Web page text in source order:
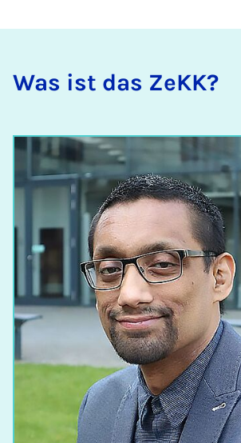
Was ist das ZeKK?